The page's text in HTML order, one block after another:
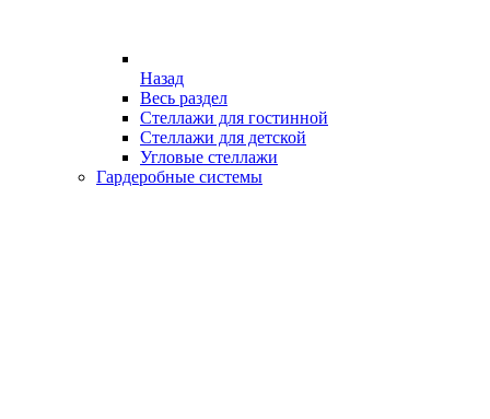
Назад
Весь раздел
Стеллажи для гостинной
Стеллажи для детской
Угловые стеллажи
Гардеробные системы